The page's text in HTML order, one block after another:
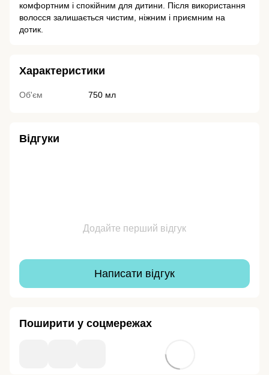
комфортним і спокійним для дитини. Після використання
волосся залишається чистим, ніжним і приємним на
дотик.
Характеристики
Об'єм 750 мл
Відгуки
Додайте перший відгук
Написати відгук
Поширити у соцмережах